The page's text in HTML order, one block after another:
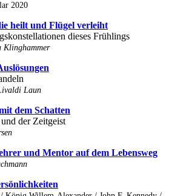
2020
heilt und Flügel verleiht
dieses Frühlings
Klinghammer
Laun
dem Schatten
der Zeitgeist
und Mentor auf dem Lebensweg